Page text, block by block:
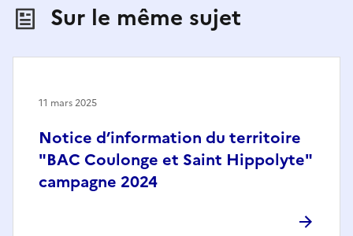
Sur le même sujet
Notice d’information du territoire
"BAC Coulonge et Saint Hippolyte"
campagne 2024
11 mars 2025